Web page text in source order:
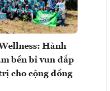
Hành
bền bỉ vun đắp
cho cộng đồng